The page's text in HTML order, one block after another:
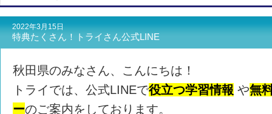
合格体験談
キャンペーン情報
2022年3月15日
特典たくさん！トライさん公式LINE
秋田県のみなさん、こんにちは！
トライでは、公式LINEで役立つ学習情報 や無
ーのご案内をしております。